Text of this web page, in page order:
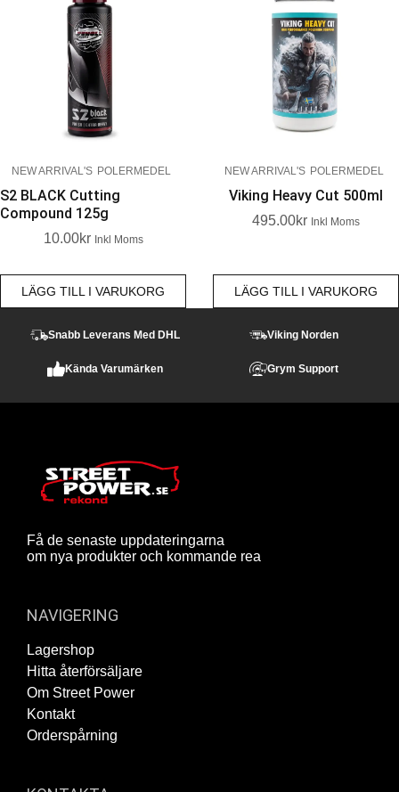
NEW ARRIVAL'S POLERMEDEL
S2 BLACK Cutting
Compound 125g
10.00Kr Inkl Moms
LÄGG TILL I VARUKORG
NEW ARRIVAL'S POLERMEDEL
Viking Heavy Cut 500ml
495.00Kr Inkl Moms
LÄGG TILL I VARUKORG
Snabb Leverans Med DHL Viking Norden
Kända Varumärken Grym Support
Få de senaste uppdateringarna
om nya produkter och kommande rea
NAVIGERING
Lagershop
Hitta återförsäljare
Om Street Power
Kontakt
Orderspårning